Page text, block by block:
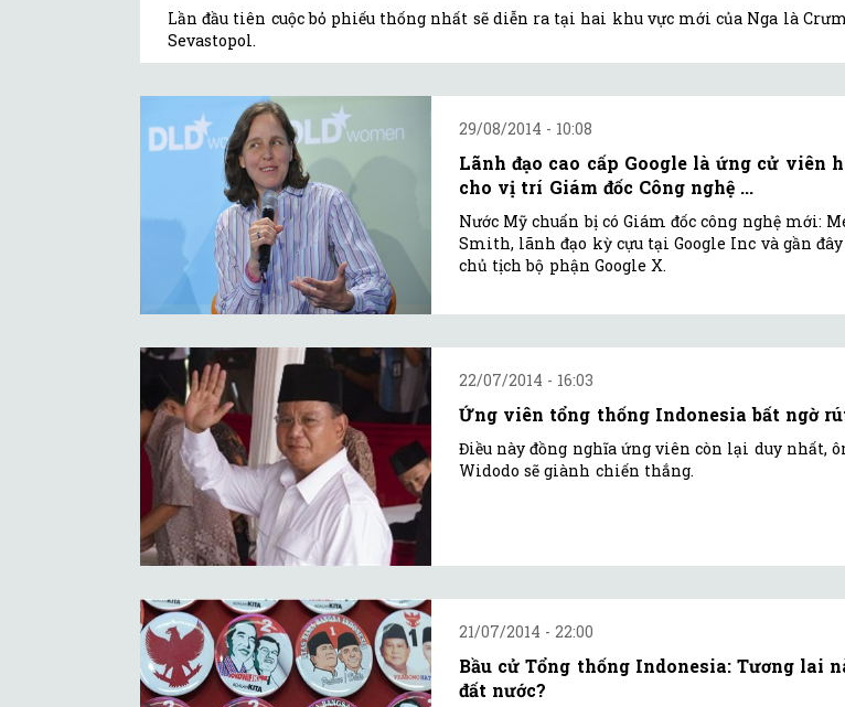
Lần đầu tiên cuộc bỏ phiếu thống nhất sẽ diễn ra tại hai khu vực mới của Nga là
Sevastopol.
29/08/2014 - 10:08
Lãnh đạo cao cấp Google là ứng cử viên
cho vị trí Giám đốc Công nghệ ...
Nước Mỹ chuẩn bị có Giám đốc công nghệ mới:
Smith, lãnh đạo kỳ cựu tại Google Inc và gần
chủ tịch bộ phận Google X.
22/07/2014 - 16:03
Ứng viên tổng thống Indonesia bất ngờ
Điều này đồng nghĩa ứng viên còn lại duy nhất,
Widodo sẽ giành chiến thắng.
21/07/2014 - 22:00
Bầu cử Tổng thống Indonesia: Tương lai
đất nước?